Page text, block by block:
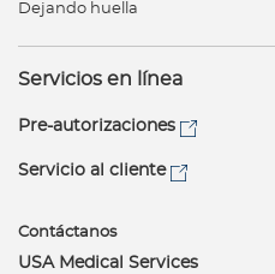
Dejando huella
Servicios en línea
Pre-autorizaciones
Servicio al cliente
Contáctanos
USA Medical Services